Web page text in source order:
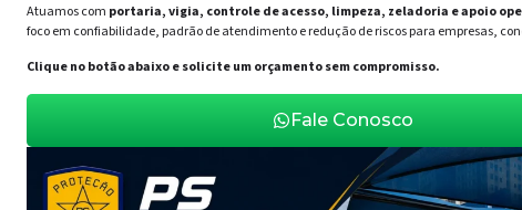
Atuamos com portaria, vigia, controle de acesso, limpeza, zeladoria e apoio
foco em confiabilidade, padrão de atendimento e redução de riscos para empresas,
Clique no botão abaixo e solicite um orçamento sem compromisso.
Fale Conosco